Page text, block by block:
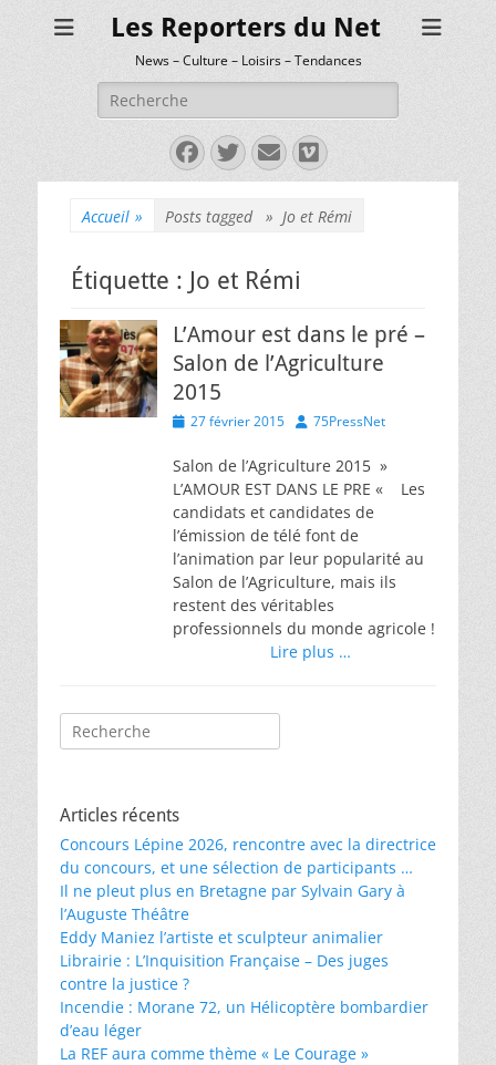
Les Reporters du Net
News – Culture – Loisirs – Tendances
Rechercher :
Facebook
Twitter
E-
mail
Vimeo
Accueil » Posts tagged » Jo et Rémi
Étiquette : Jo et Rémi
L’Amour est dans le pré –
Salon de l’Agriculture
2015
Posted
27 février 2015 Author
75PressNet
Salon de l’Agriculture 2015 »
L’AMOUR EST DANS LE PRE « Les
candidats et candidates de
l’émission de télé font de
l’animation par leur popularité au
Salon de l’Agriculture, mais ils
restent des véritables
professionnels du monde agricole !
Lire plus …
Rechercher :
Articles récents
Concours Lépine 2026, rencontre avec la directrice
du concours, et une sélection de participants …
Il ne pleut plus en Bretagne par Sylvain Gary à
l’Auguste Théâtre
Eddy Maniez l’artiste et sculpteur animalier
Librairie : L’Inquisition Française – Des juges
contre la justice ?
Incendie : Morane 72, un Hélicoptère bombardier
d’eau léger
La REF aura comme thème « Le Courage »